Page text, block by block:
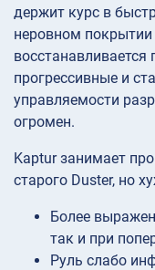
держит курс в
неровном
прогрессивные и
управляемости
огромен.
Kaptur занимает
старого Duster, но
Более
так и при
Руль слабо